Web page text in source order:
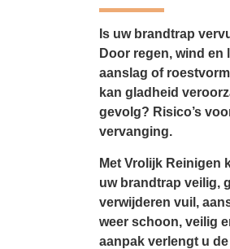
Is uw brandtrap
Door regen, wind
aanslag of
kan gladheid
gevolg? Risico’s
vervanging.
Met Vrolijk Reinigen
uw brandtrap veilig,
verwijderen vuil,
weer schoon, veilig
aanpak verlengt u